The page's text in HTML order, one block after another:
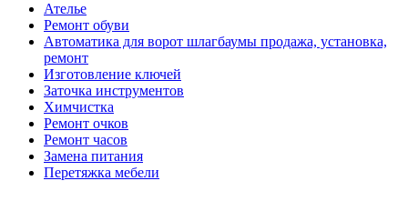
Ателье
Ремонт обуви
Автоматика для ворот шлагбаумы продажа, установка,
ремонт
Изготовление ключей
Заточка инструментов
Химчистка
Ремонт очков
Ремонт часов
Замена питания
Перетяжка мебели